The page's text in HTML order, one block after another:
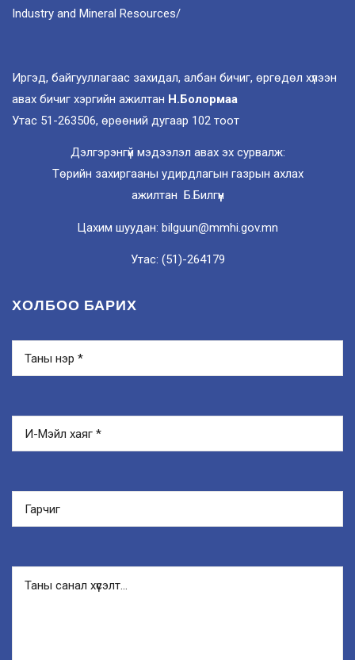
Industry and Mineral Resources/
Иргэд, байгууллагаас захидал, албан бичиг, өргөдөл хүлээн
авах бичиг хэргийн ажилтан Н.Болормаа
Утас 51-263506, өрөөний дугаар 102 тоот
Дэлгэрэнгүй мэдээлэл авах эх сурвалж:
Төрийн захиргааны удирдлагын газрын ахлах
ажилтан Б.Билгүүн
Цахим шуудан: bilguun@mmhi.gov.mn
Утас: (51)-264179
ХОЛБОО БАРИХ